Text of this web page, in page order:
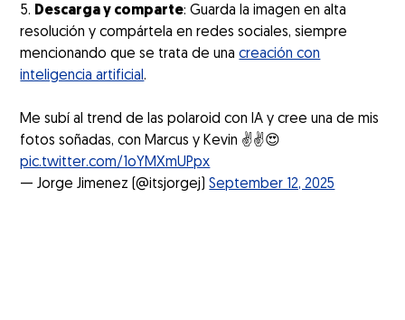
Descarga y comparte: Guarda la imagen en alta
resolución y compártela en redes sociales, siempre
mencionando que se trata de unacreación con
inteligencia artificial.
Me subí al trend de las polaroid con IA y cree una de mis
fotos soñadas, con Marcus y Kevin ✌️✌️😍
pic.twitter.com/1oYMXmUPpx
— Jorge Jimenez (@itsjorgej)September 12, 2025